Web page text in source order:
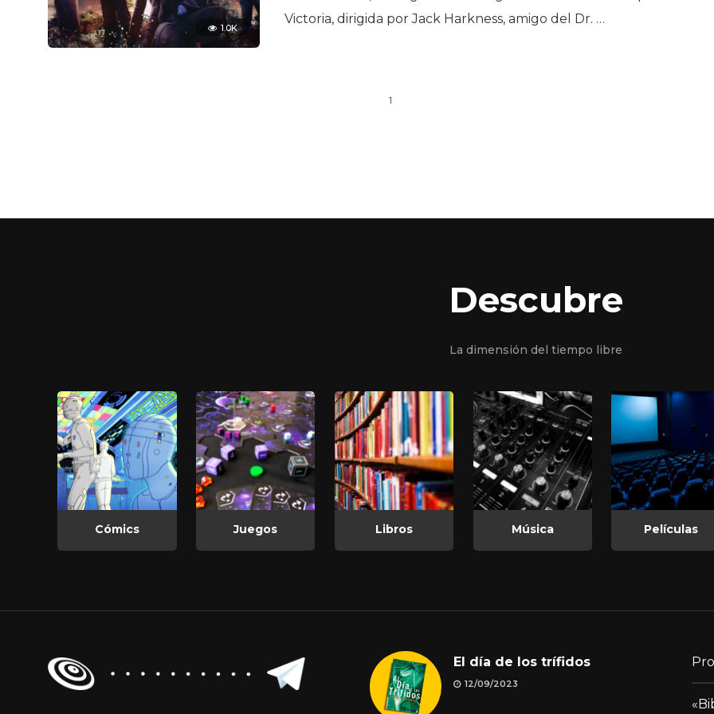
1.0K
Victoria, dirigida por Jack Harkness, amigo del Dr. …
1
Descubre
La dimensión del tiempo libre
Cómics Juegos Libros Música Películas
El día de los trífidos
12/09/2023